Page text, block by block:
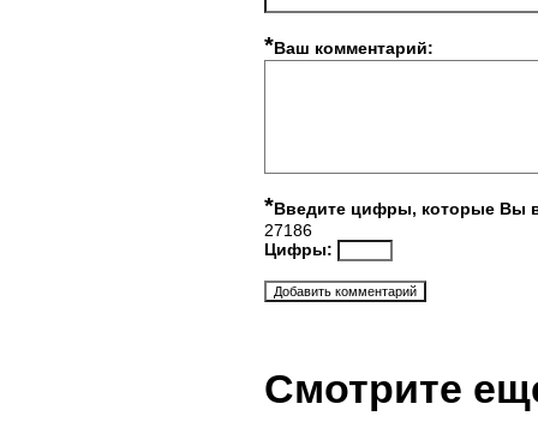
*Ваш комментарий:
*Введите цифры, которые Вы
27186
Цифры:
Смотрите